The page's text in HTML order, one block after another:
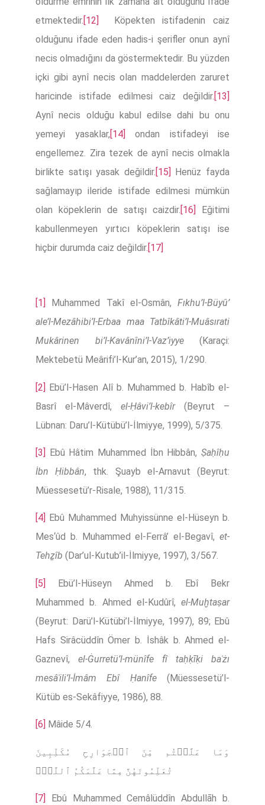
etmektedir. [12]
Köpekten istifadenin caiz
olduğunu ifade eden hadis-i şerifler onun aynî
necis olmadığını da göstermektedir. Bu yüzden
içki gibi aynî necis olan maddelerden zaruret
haricinde istifade edilmesi caiz değildir. [13]
Aynî necis olduğu kabul edilse dahi bu onu
yemeyi yasaklar, [14]
ondan istifadeyi ise
engellemez. Zira tezek de aynî necis olmakla
birlikte satışı yasak değildir. [15]
Henüz fayda
sağlamayıp ileride istifade edilmesi mümkün
olan köpeklerin de satışı caizdir. [16]
Eğitimi
kabullenmeyen yırtıcı köpeklerin satışı ise
hiçbir durumda caiz değildir. [17]
[1] Muhammed Takî el-Osmân, Fıkhu’l-Büyû’
ale’l-Mezâhibi’l-Erbaa maa Tatbîkâti’l-Muâsırati
Mukârinen bi’l-Kavânîni’l-Vaz’iyye(Karaçi:
Mektebetü Meârifi’l-Kur’an, 2015), 1/290.
[2] Ebü’l-Hasen Alî b. Muhammed b. Habîb el-
Basrî el-Mâverdî, el-Ḥâvi’l-kebîr(Beyrut –
Lübnan: Daru’l-Kütübü’l-İlmiyye, 1999), 5/375.
[3] Ebû Hâtim Muhammed İbn Hibbân, Ṣaḥîḥu
İbn Ḥibbân, thk. Şuayb el-Arnavut (Beyrut:
Müessesetü’r-Risale, 1988), 11/315.
[4]
Ebû Muhammed Muhyissünne el-Hüseyn b.
Mes‘ûd b. Muhammed el-Ferrâ’ el-Begavî, et-
Tehẕîb (Dar’ul-Kutub’il-İlmiyye, 1997), 3/567.
[5]
Ebü’l-Hüseyn Ahmed b. Ebî Bekr
Muhammed b. Ahmed el-Kudûrî, el-Muḫtaṣar
(Beyrut: Darü’l-Kütübi’l-İlmiyye, 1997), 89; Ebû
Hafs Sirâcüddîn Ömer b. İshâk b. Ahmed el-
Gaznevî, el-Ġurretü’l-münîfe fî taḥḳīḳi baʿżı
mesâʾili’l-İmâm Ebî Ḥanîfe(Müessesetü’l-
Kütüb es-Sekâfiyye, 1986), 88.
[6] Mâide 5/4.
وَمَا عَلَّمۡتُم مِّنَ ٱلۡجَوَارِحِ مُكَلِّبِینَ
تُعَلِّمُونَهُنَّ مِمَّا عَلَّمَكُمُ ٱللَّهُۖ
[7]
Ebû Muhammed Cemâlüddîn Abdullāh b.